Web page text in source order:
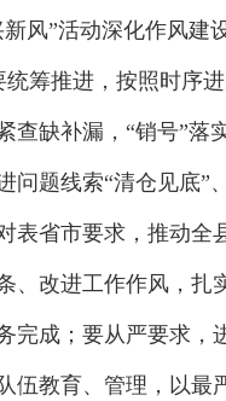
风”活动深化作风建
统筹推进，按照时序
查缺补漏，“销号”落
问题线索“清仓见底”
表省市要求，推动
、改进工作作风，扎
完成；要从严要求，
伍教育、管理，以最